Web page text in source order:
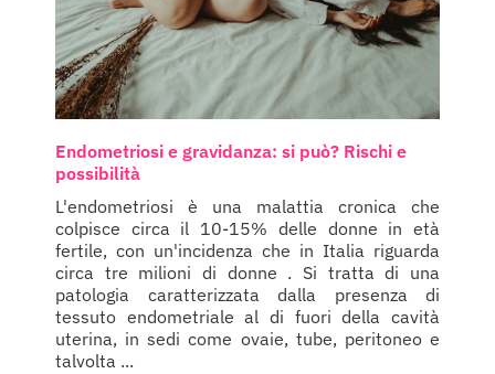
Endometriosi e gravidanza: si può? Rischi e
possibilità
L'endometriosi è una malattia cronica che
colpisce circa il 10-15% delle donne in età
fertile, con un'incidenza che in Italia riguarda
circa tre milioni di donne . Si tratta di una
patologia caratterizzata dalla presenza di
tessuto endometriale al di fuori della cavità
uterina, in sedi come ovaie, tube, peritoneo e
talvolta ...